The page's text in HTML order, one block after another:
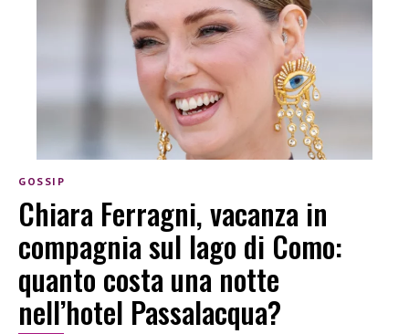
GOSSIP
Chiara Ferragni, vacanza in
compagnia sul lago di Como:
quanto costa una notte
nell’hotel Passalacqua?